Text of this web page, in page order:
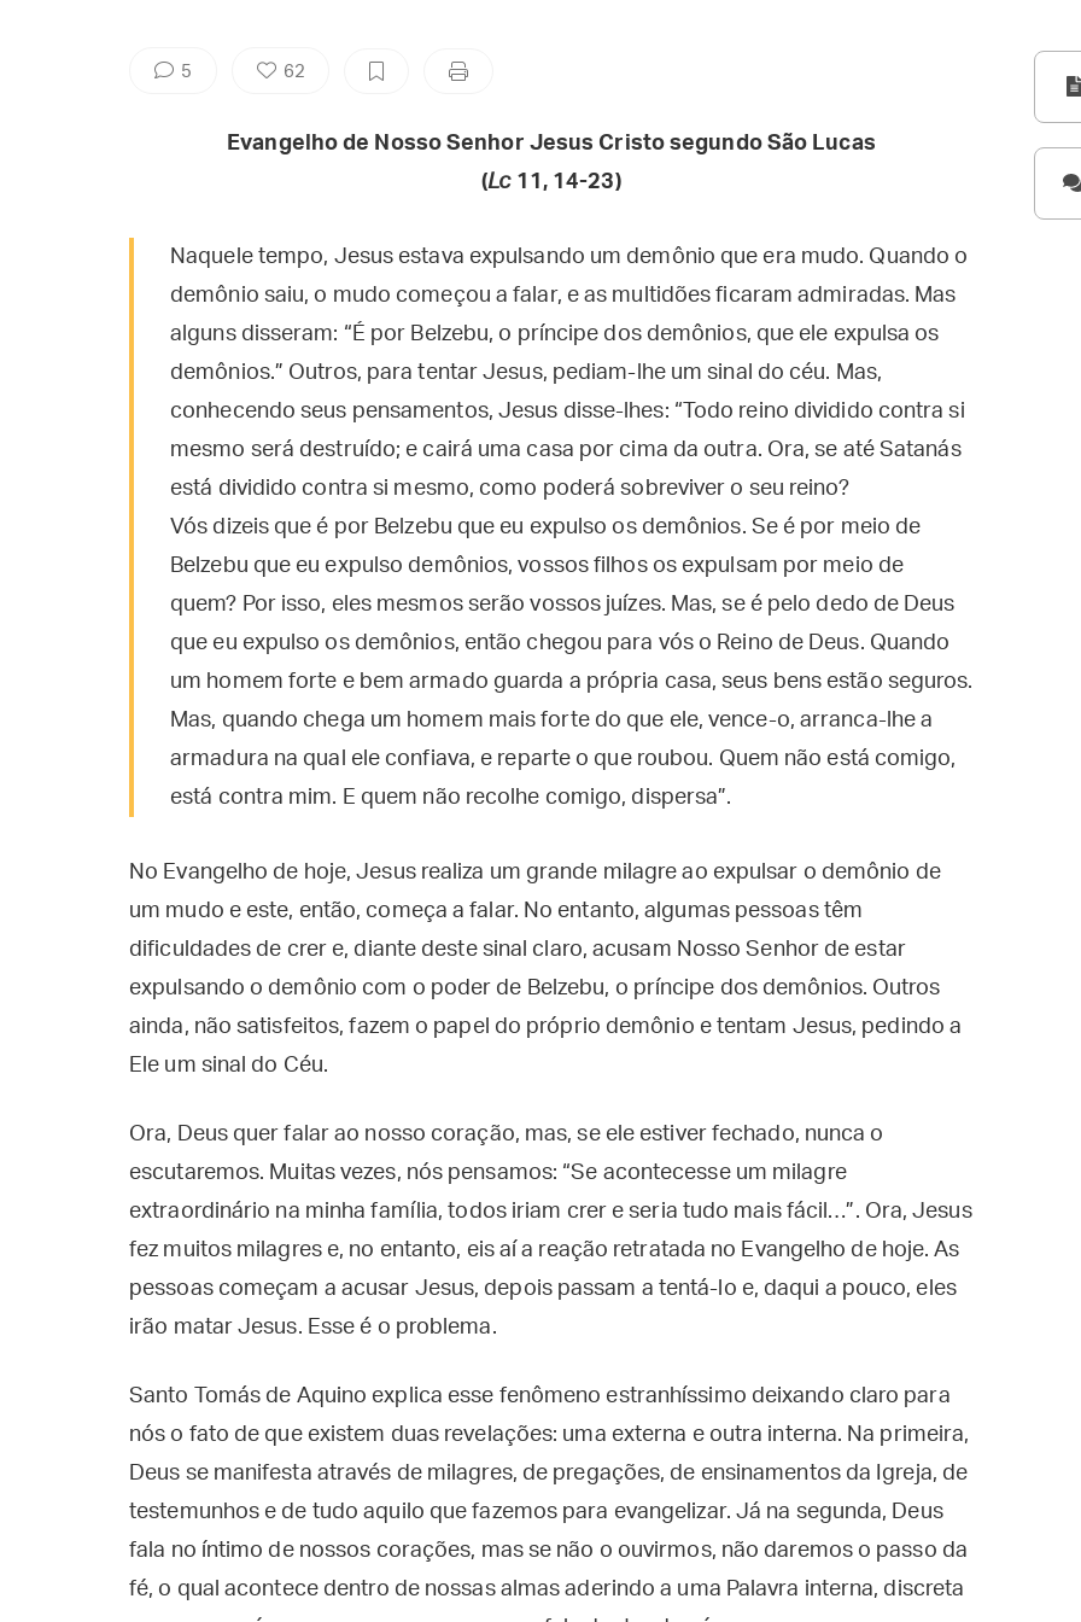
5 62
Evangelho de Nosso Senhor Jesus Cristo segundo São Lucas
(Lc11, 14-23)
Naquele tempo, Jesus estava expulsando um demônio que era mudo. Quando o
demônio saiu, o mudo começou a falar, e as multidões ficaram admiradas. Mas
alguns disseram: “É por Belzebu, o príncipe dos demônios, que ele expulsa os
demônios.” Outros, para tentar Jesus, pediam-lhe um sinal do céu. Mas,
conhecendo seus pensamentos, Jesus disse-lhes: “Todo reino dividido contra si
mesmo será destruído; e cairá uma casa por cima da outra. Ora, se até Satanás
está dividido contra si mesmo, como poderá sobreviver o seu reino?
Vós dizeis que é por Belzebu que eu expulso os demônios. Se é por meio de
Belzebu que eu expulso demônios, vossos filhos os expulsam por meio de
quem? Por isso, eles mesmos serão vossos juízes. Mas, se é pelo dedo de Deus
que eu expulso os demônios, então chegou para vós o Reino de Deus. Quando
um homem forte e bem armado guarda a própria casa, seus bens estão seguros.
Mas, quando chega um homem mais forte do que ele, vence-o, arranca-lhe a
armadura na qual ele confiava, e reparte o que roubou. Quem não está comigo,
está contra mim. E quem não recolhe comigo, dispersa”.
No Evangelho de hoje, Jesus realiza um grande milagre ao expulsar o demônio de
um mudo e este, então, começa a falar. No entanto, algumas pessoas têm
dificuldades de crer e, diante deste sinal claro, acusam Nosso Senhor de estar
expulsando o demônio com o poder de Belzebu, o príncipe dos demônios. Outros
ainda, não satisfeitos, fazem o papel do próprio demônio e tentam Jesus, pedindo a
Ele um sinal do Céu.
Ora, Deus quer falar ao nosso coração, mas, se ele estiver fechado, nunca o
escutaremos. Muitas vezes, nós pensamos: “Se acontecesse um milagre
extraordinário na minha família, todos iriam crer e seria tudo mais fácil…”. Ora, Jesus
fez muitos milagres e, no entanto, eis aí a reação retratada no Evangelho de hoje. As
pessoas começam a acusar Jesus, depois passam a tentá-lo e, daqui a pouco, eles
irão matar Jesus. Esse é o problema.
Santo Tomás de Aquino explica esse fenômeno estranhíssimo deixando claro para
nós o fato de que existem duas revelações: uma externa e outra interna. Na primeira,
Deus se manifesta através de milagres, de pregações, de ensinamentos da Igreja, de
testemunhos e de tudo aquilo que fazemos para evangelizar. Já na segunda, Deus
fala no íntimo de nossos corações, mas se não o ouvirmos, não daremos o passo da
fé, o qual acontece dentro de nossas almas aderindo a uma Palavra interna, discreta